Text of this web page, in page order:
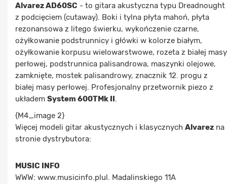
Alvarez AD60SC - to gitara akustyczna typu Dreadnought
z podcięciem (cutaway). Boki i tylna płyta mahoń, płyta
rezonansowa z litego świerku, wykończenie czarne,
ożyłkowanie podstrunnicy i główki w kolorze białym,
ożyłkowanie korpusu wielowarstwowe, rozeta z białej masy
perłowej, podstrunnica palisandrowa, maszynki olejowe,
zamknięte, mostek palisandrowy, znacznik 12. progu z
białej masy perłowej. Profesjonalny przetwornik piezo z
układem System 600TMk II.
{M4_image 2}
Więcej modeli gitar akustycznych i klasycznych Alvarez na
stronie dystrybutora:
MUSIC INFO
WWW: www.musicinfo.plul. Madalinskiego 11A